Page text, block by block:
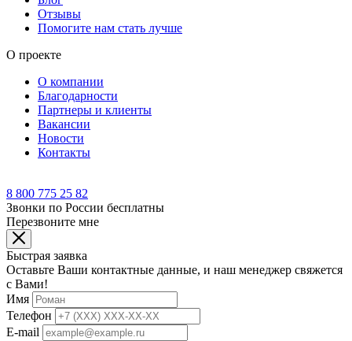
Отзывы
Помогите нам стать лучше
О проекте
О компании
Благодарности
Партнеры и клиенты
Вакансии
Новости
Контакты
8 800 775 25 82
Звонки по России бесплатны
Перезвоните мне
Быстрая заявка
Оставьте Ваши контактные данные, и наш менеджер свяжется
с Вами!
Имя
Телефон
E-mail